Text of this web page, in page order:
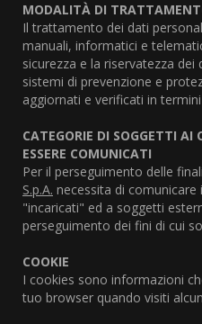
MODALITÀ DI
Il trattamento dei dati
manuali, informatici e
sicurezza e la riservatezza
sistemi di prevenzione e
aggiornati e verificati in
CATEGORIE DI SOGGETTI AI
ESSERE COMUNICATI
Per il perseguimento delle
S.p.A. necessita di
"incaricati" ed a soggetti
perseguimento dei fini di cui
COOKIE
I cookies sono informazioni
tuo browser quando visiti